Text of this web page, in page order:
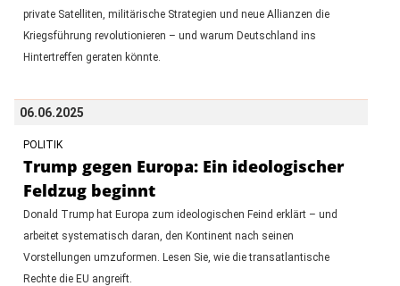
private Satelliten, militärische Strategien und neue Allianzen die
Kriegsführung revolutionieren – und warum Deutschland ins
Hintertreffen geraten könnte.
06.06.2025
POLITIK
Trump gegen Europa: Ein ideologischer
Feldzug beginnt
Donald Trump hat Europa zum ideologischen Feind erklärt – und
arbeitet systematisch daran, den Kontinent nach seinen
Vorstellungen umzuformen. Lesen Sie, wie die transatlantische
Rechte die EU angreift.